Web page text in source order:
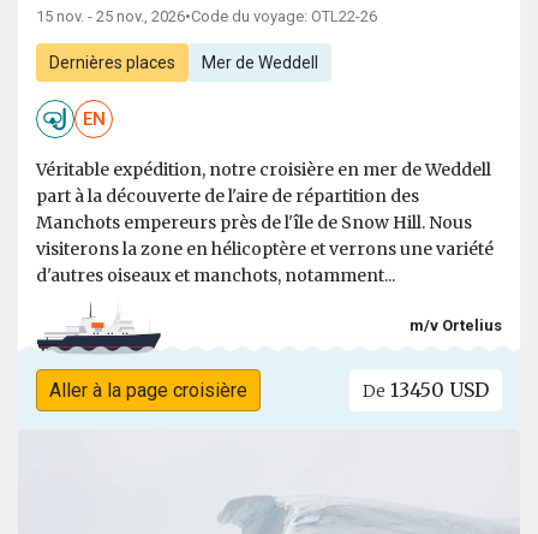
15 nov. - 25 nov., 2026•Code du voyage: OTL22-26
Dernières places Mer de Weddell
EN
Véritable expédition, notre croisière en mer de Weddell
part à la découverte de l'aire de répartition des
Manchots empereurs près de l'île de Snow Hill. Nous
visiterons la zone en hélicoptère et verrons une variété
d'autres oiseaux et manchots, notamment...
m/v Ortelius
Aller à la page croisière De 13450 USD